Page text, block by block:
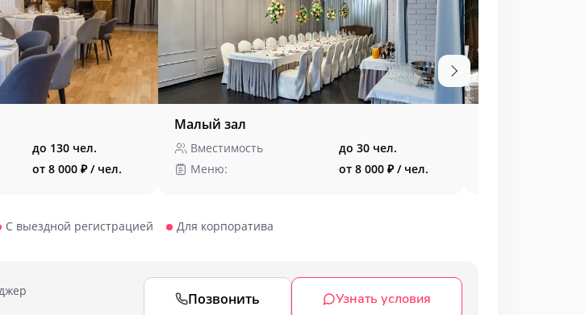
до 130 чел.
от 8 000 ₽ / чел.
Малый зал
Вместимость
до 30 чел.
Меню:
от 8 000 ₽ / чел.
С выездной регистрацией Для корпоратива
Позвонить Узнать условия